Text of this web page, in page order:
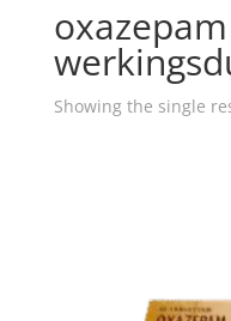
Showing the single